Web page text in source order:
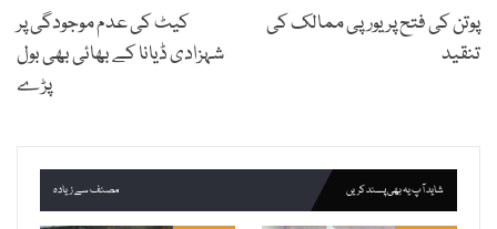
پوتن کی فتح پر یورپی ممالک کی
تنقید
کیٹ کی عدم موجودگی پر
شہزادی ڈیانا کے بھائی بھی بول
پڑے
شاید آپ یہ بھی پسند کریں مصنف سے زیادہ